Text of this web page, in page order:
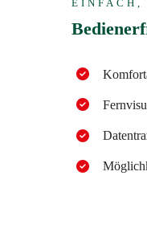
EINFACH,